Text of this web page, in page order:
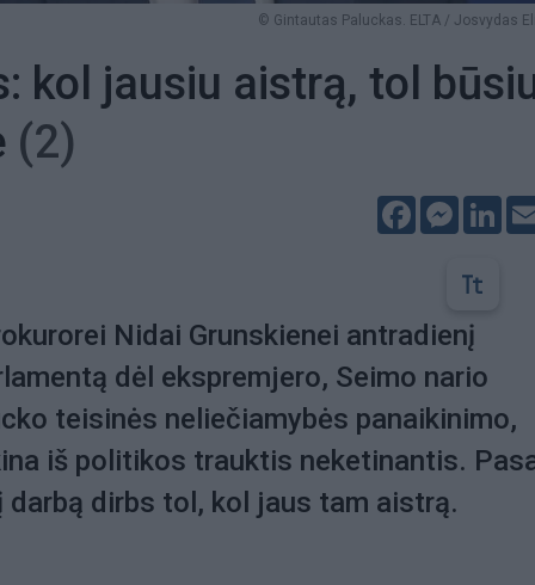
© Gintautas Paluckas. ELTA / Josvydas
kol jausiu aistrą, tol
(2)
Facebook
Nidai Grunskienei antradienį
dėl ekspremjero, Seimo nario
teisinės neliečiamybės panaikinimo,
iš politikos trauktis neketinantis.
darbą dirbs tol, kol jaus tam aistrą.